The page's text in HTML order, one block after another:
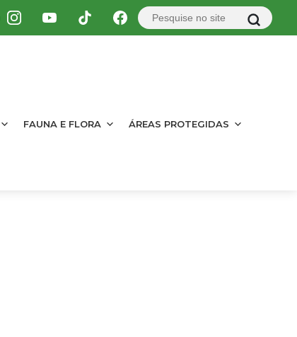
FAUNA E FLORA ÁREAS PROTEGIDAS